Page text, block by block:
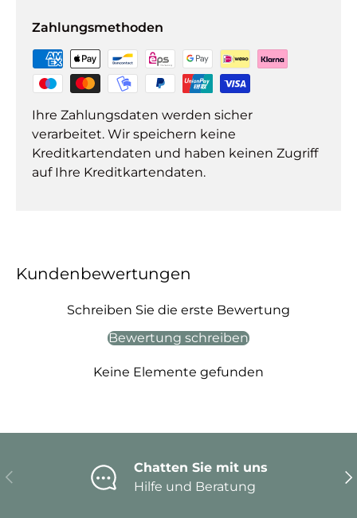
Zahlungsmethoden
Ihre Zahlungsdaten werden sicher
verarbeitet. Wir speichern keine
Kreditkartendaten und haben keinen Zugriff
auf Ihre Kreditkartendaten.
Kundenbewertungen
Schreiben Sie die erste Bewertung
Bewertung schreiben
Keine Elemente gefunden
Vorherige
Chatten Sie mit uns
Hilfe und Beratung